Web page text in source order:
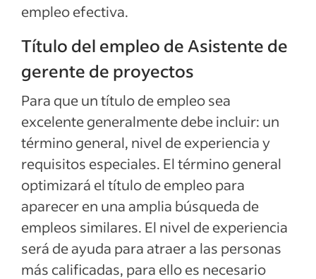
empleo efectiva.
Título del empleo de Asistente de
gerente de proyectos
Para que un título de empleo sea
excelente generalmente debe incluir: un
término general, nivel de experiencia y
requisitos especiales. El término general
optimizará el título de empleo para
aparecer en una amplia búsqueda de
empleos similares. El nivel de experiencia
será de ayuda para atraer a las personas
más calificadas, para ello es necesario